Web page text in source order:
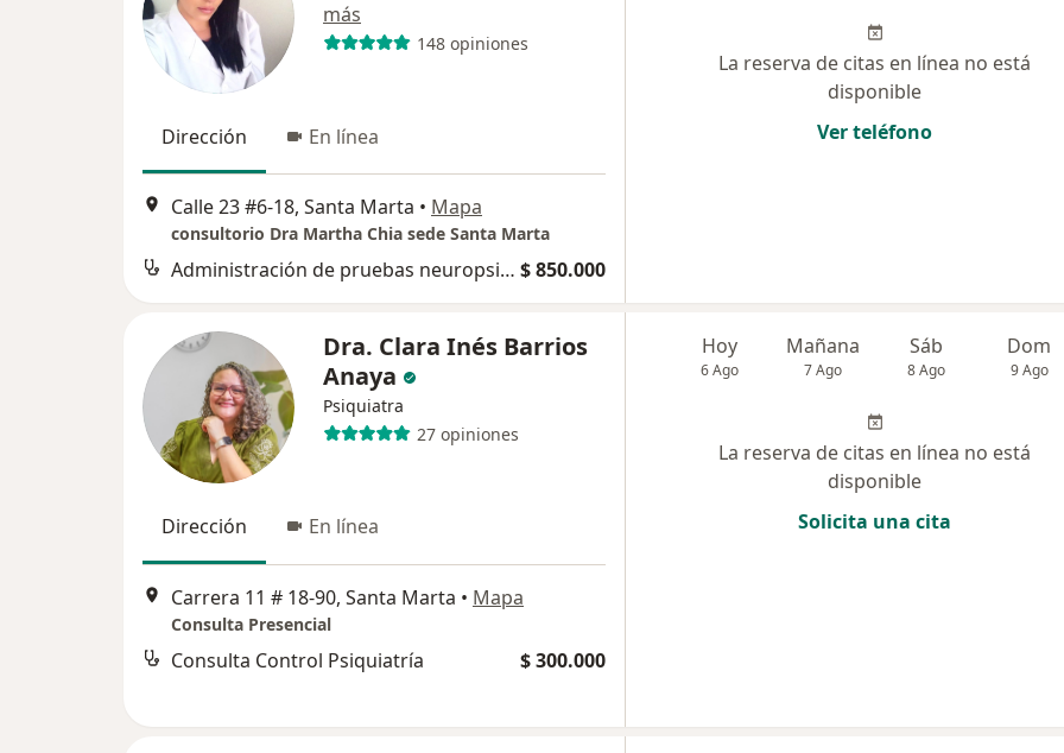
más
148 opiniones
Dirección En línea
Calle 23 #6-18, Santa Marta • Mapa
consultorio Dra Martha Chia sede Santa Marta
Administración de pruebas neuropsicológicas $ 850.000
La reserva de citas en línea no está
disponible
Ver teléfono
Dra. Clara Inés Barrios
Anaya
Psiquiatra
27 opiniones
Dirección En línea
Carrera 11 # 18-90, Santa Marta • Mapa
Consulta Presencial
Consulta Control Psiquiatría $ 300.000
Hoy
6 Ago
Mañana
7 Ago
Sáb
8 Ago
Dom
9 Ago
La reserva de citas en línea no está
disponible
Solicita una cita